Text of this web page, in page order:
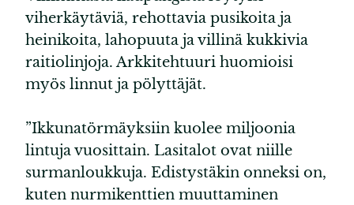
viherkäytäviä, rehottavia pusikoita ja
heinikoita, lahopuuta ja villinä kukkivia
raitiolinjoja. Arkkitehtuuri huomioisi
myös linnut ja pölyttäjät.
”Ikkunatörmäyksiin kuolee miljoonia
lintuja vuosittain. Lasitalot ovat niille
surmanloukkuja. Edistystäkin onneksi on,
kuten nurmikenttien muuttaminen